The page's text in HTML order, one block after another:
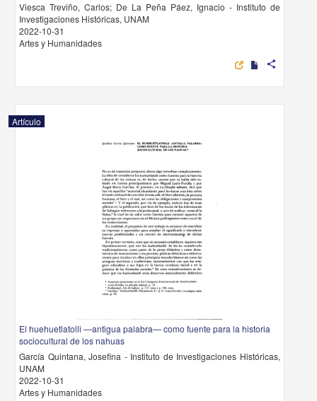
Viesca Treviño, Carlos; De La Peña Páez, Ignacio - Instituto de
Investigaciones Históricas, UNAM
2022-10-31
Artes y Humanidades
share
Artículo
El huehuetlatolli —antigua palabra— como fuente para la historia
sociocultural de los nahuas
García Quintana, Josefina - Instituto de Investigaciones Históricas,
UNAM
2022-10-31
Artes y Humanidades